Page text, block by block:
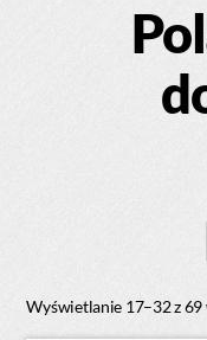
Wyświetlanie 17–32 z